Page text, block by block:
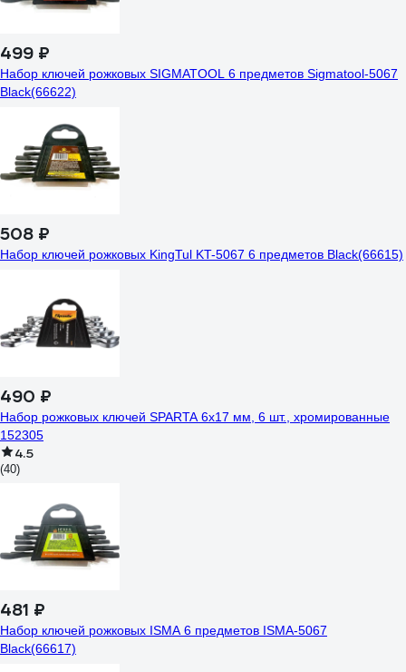
499 ₽
Набор ключей рожковых SIGMATOOL 6 предметов Sigmatool-5067
Black(66622)
508 ₽
Набор ключей рожковых KingTul KT-5067 6 предметов Black(66615)
490 ₽
Набор рожковых ключей SPARTA 6x17 мм, 6 шт., хромированные
152305
4.5
(40)
481 ₽
Набор ключей рожковых ISMA 6 предметов ISMA-5067
Black(66617)